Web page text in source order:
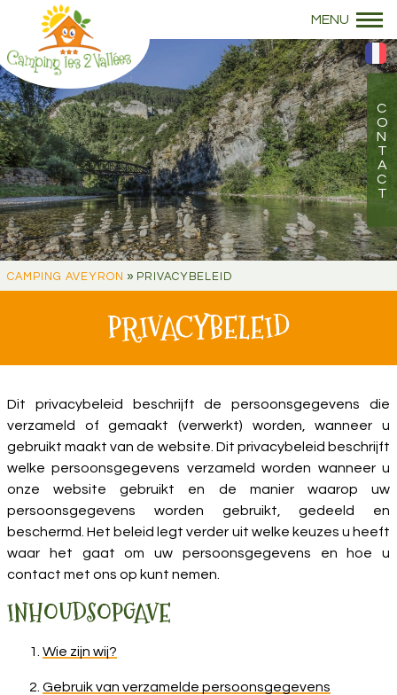
CAMPING AVEYRON » PRIVACYBELEID
PRIVACYBELEID
Dit privacybeleid beschrijft de persoonsgegevens die
verzameld of gemaakt (verwerkt) worden, wanneer u
gebruikt maakt van de website. Dit privacybeleid beschrijft
welke persoonsgegevens verzameld worden wanneer u
onze website gebruikt en de manier waarop uw
persoonsgegevens worden gebruikt, gedeeld en
beschermd. Het beleid legt verder uit welke keuzes u heeft
waar het gaat om uw persoonsgegevens en hoe u
contact met ons op kunt nemen.
INHOUDSOPGAVE
Wie zijn wij?
Gebruik van verzamelde persoonsgegevens